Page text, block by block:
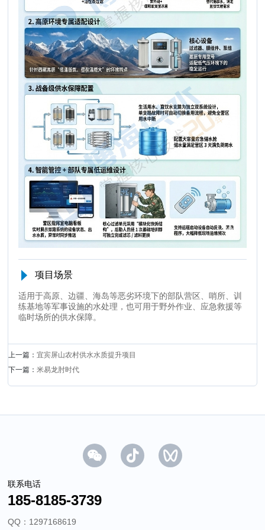
项目场景
适用于高原、边疆、海岛等恶劣环境下的部队营区、哨所、训
练基地等军事设施的水处理，也可用于野外作业、应急救援等
临时场所的供水保障。
上一篇：宜宾屏山农村供水水质提升项目
下一篇：米易龙肘时代
联系电话
185-8185-3739
QQ：1297168619